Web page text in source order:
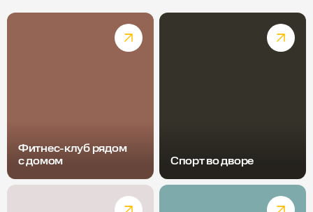
Фитнес-клуб рядом
с домом
Спорт во дворе